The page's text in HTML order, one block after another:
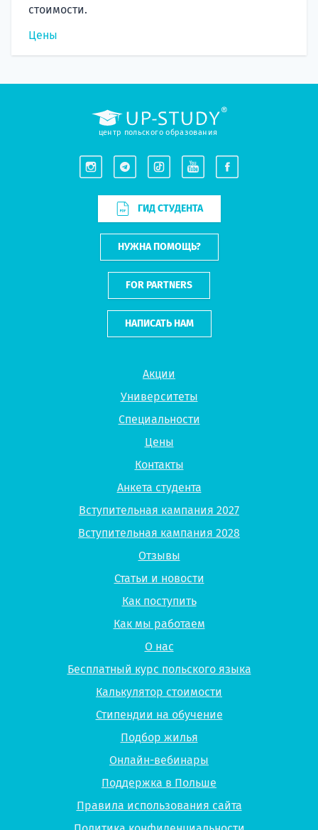
стоимости.
Цены
Акции
Университеты
Специальности
Цены
Контакты
Анкета студента
Вступительная кампания 2027
Вступительная кампания 2028
Отзывы
Статьи и новости
Как поступить
Как мы работаем
О нас
Бесплатный курс польского языка
Калькулятор стоимости
Стипендии на обучение
Подбор жилья
Онлайн-вебинары
Поддержка в Польше
Правила использования сайта
центр польского образования
ГИД СТУДЕНТА
НУЖНА ПОМОЩЬ?
FOR PARTNERS
НАПИСАТЬ НАМ